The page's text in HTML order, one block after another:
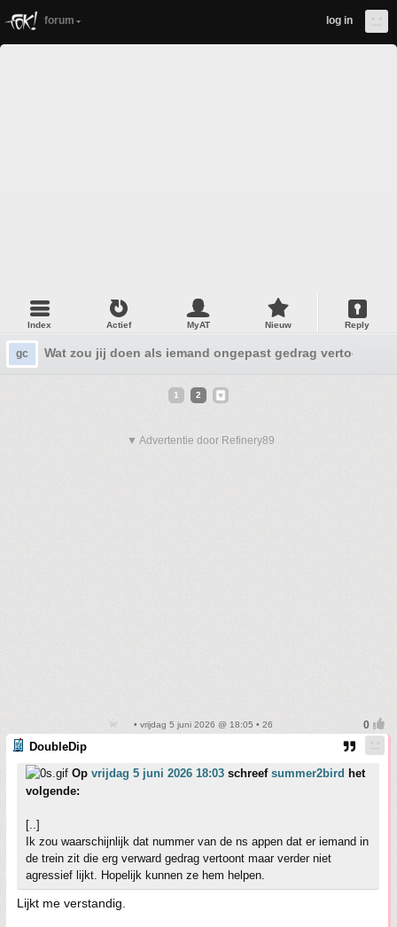
forum log in
Index Actief MyAT Nieuw Reply
gc Wat zou jij doen als iemand ongepast gedrag vertoonde
1 2
▼ Advertentie door Refinery89
• vrijdag 5 juni 2026 @ 18:05 • 26
DoubleDip
Op vrijdag 5 juni 2026 18:03 schreef summer2bird het
volgende:
[..]
Ik zou waarschijnlijk dat nummer van de ns appen dat er iemand in
de trein zit die erg verward gedrag vertoont maar verder niet
agressief lijkt. Hopelijk kunnen ze hem helpen.
Lijkt me verstandig.